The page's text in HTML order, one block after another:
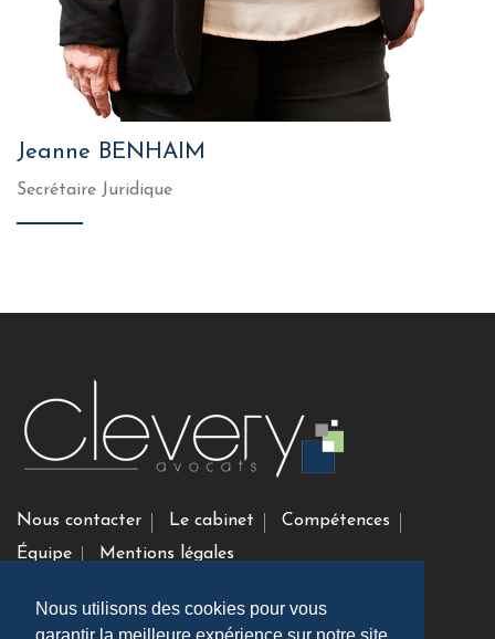
Nous utilisons des cookies pour vous
Jeanne BENHAIM
Secrétaire Juridique
Nous contacter Le cabinet
Compétences
Équipe
Mentions légales
Clevery Avocats